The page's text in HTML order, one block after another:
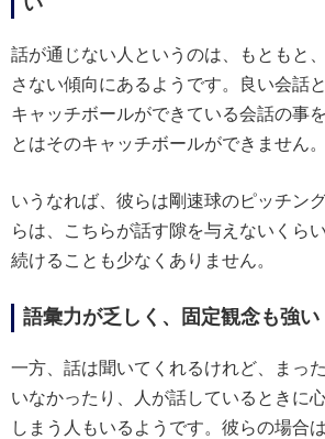
い
話が通じない人というのは、もともと
さない傾向にあるようです。良い会話
キャッチボールができている会話の事
とはそのキャッチボールができません。
いうなれば、彼らは剛速球のピッチン
らは、こちらが話す隙を与えないくら
続けることも少なくありません。
語彙力が乏しく、固定観念も強い
一方、話は聞いてくれるけれど、まっ
いなかったり、人が話しているときに
しまう人もいるようです。彼らの場合